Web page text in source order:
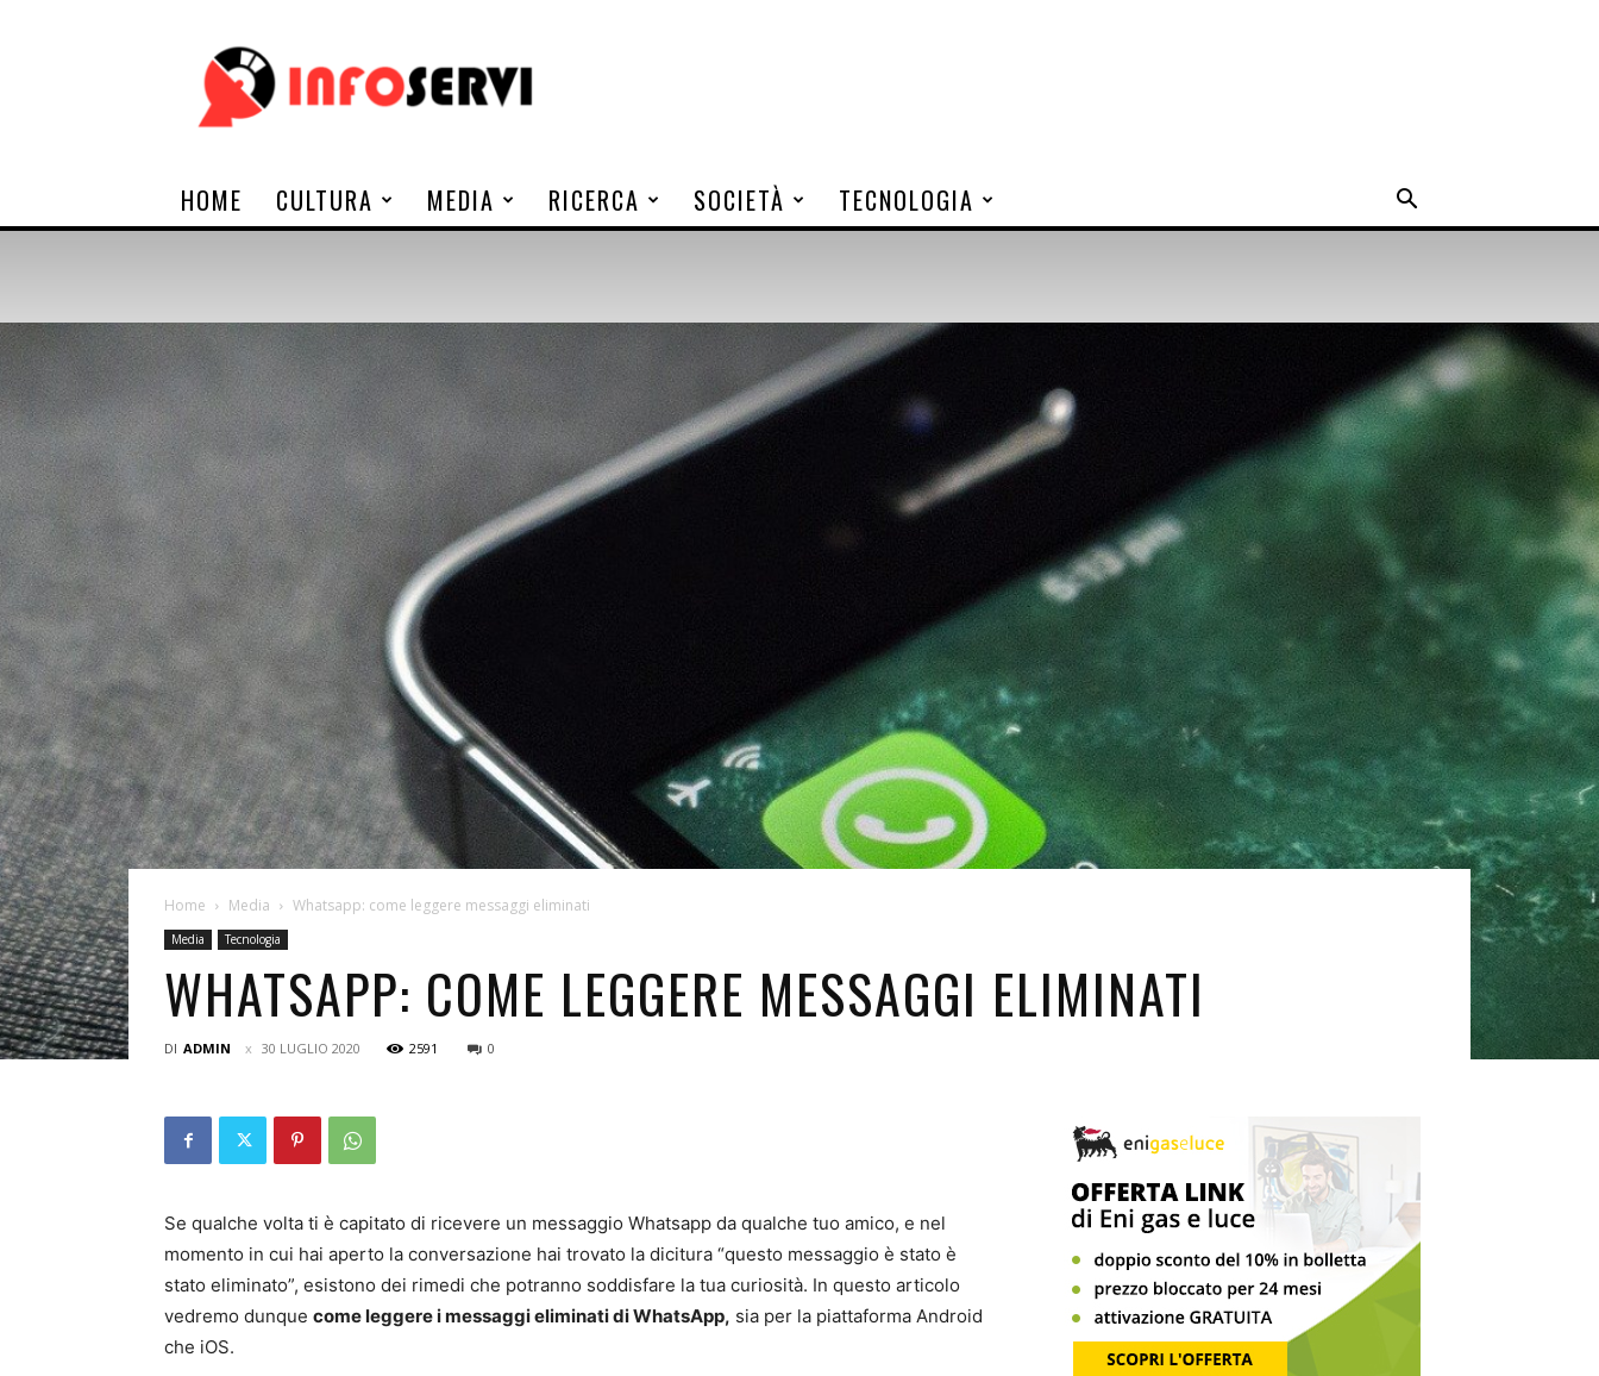
HOME CULTURA MEDIA RICERCA SOCIETÀ TECNOLOGIA
Home Media Whatsapp: come leggere messaggi eliminati
Media Tecnologia
WHATSAPP: COME LEGGERE MESSAGGI ELIMINATI
DI ADMIN 30 LUGLIO 2020 2591 0
Se qualche volta ti è capitato di ricevere un messaggio Whatsapp da qualche tuo amico, e nel
momento in cui hai aperto la conversazione hai trovato la dicitura “questo messaggio è stato è
stato eliminato”, esistono dei rimedi che potranno soddisfare la tua curiosità. In questo articolo
vedremo dunque come leggere i messaggi eliminati di WhatsApp, sia per la piattaforma Android
che iOS.